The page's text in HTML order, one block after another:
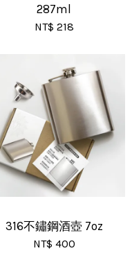
287ml
NT$ 218
316不鏽鋼酒壺 7oz
NT$ 400